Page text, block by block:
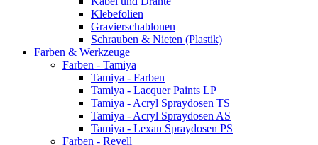
Klebefolien
Gravierschablonen
Schrauben & Nieten (Plastik)
Farben & Werkzeuge
Farben - Tamiya
Tamiya - Farben
Tamiya - Lacquer Paints LP
Tamiya - Acryl Spraydosen TS
Tamiya - Acryl Spraydosen AS
Tamiya - Lexan Spraydosen PS
Farben - Revell